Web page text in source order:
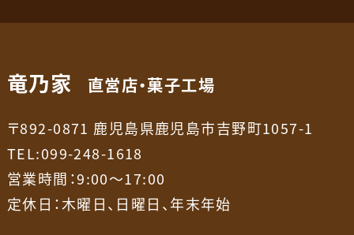
竜乃家 直営店・菓子工場
〒892-0871 鹿児島県鹿児島市吉野町1057-1
TEL:099-248-1618
営業時間：9:00～17:00
定休日：木曜日、日曜日、年末年始